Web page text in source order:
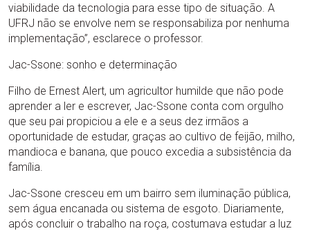
viabilidade da tecnologia para esse tipo de situação. A
UFRJ não se envolve nem se responsabiliza por nenhuma
implementação”, esclarece o professor.
Jac-Ssone: sonho e determinação
Filho de Ernest Alert, um agricultor humilde que não pode
aprender a ler e escrever, Jac-Ssone conta com orgulho
que seu pai propiciou a ele e a seus dez irmãos a
oportunidade de estudar, graças ao cultivo de feijão, milho,
mandioca e banana, que pouco excedia a subsistência da
família.
Jac-Ssone cresceu em um bairro sem iluminação pública,
sem água encanada ou sistema de esgoto. Diariamente,
após concluir o trabalho na roça, costumava estudar a luz